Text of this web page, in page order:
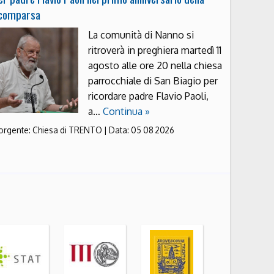
La comunità di Nanno si
ritroverà in preghiera martedì 11
agosto alle ore 20 nella chiesa
parrocchiale di San Biagio per
ricordare padre Flavio Paoli,
a… Continua »
Chiesa di TRENTO | Data: 05 08 2026